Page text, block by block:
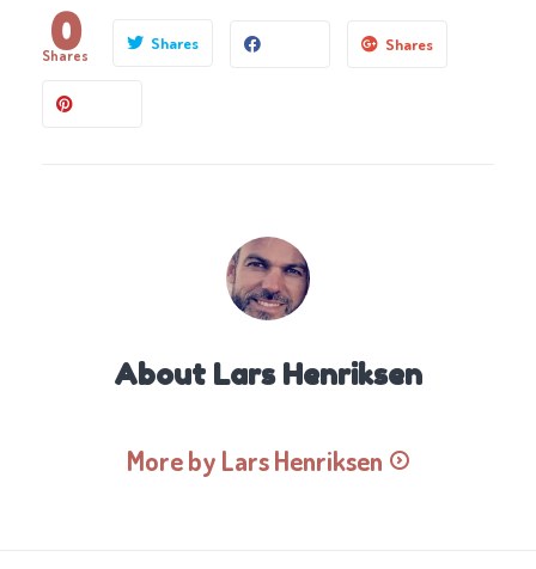
0
Shares
Shares Shares
About Lars Henriksen
More by Lars Henriksen